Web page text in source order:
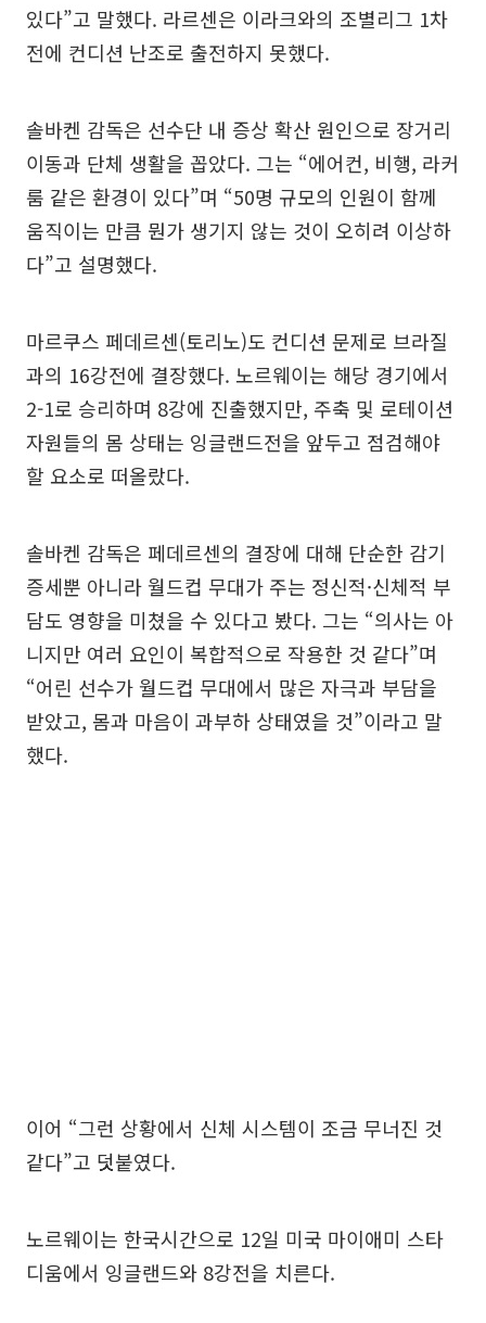
있다”고 말했다. 라르센은 이라크와의 조별리그 1차
전에 컨디션 난조로 출전하지 못했다.
솔바켄 감독은 선수단 내 증상 확산 원인으로 장거리
이동과 단체 생활을 꼽았다. 그는 “에어컨, 비행, 라커
룸 같은 환경이 있다”며 “50명 규모의 인원이 함께
움직이는 만큼 뭔가 생기지 않는 것이 오히려 이상하
다”고 설명했다.
마르쿠스 페데르센(토리노)도 컨디션 문제로 브라질
과의 16강전에 결장했다. 노르웨이는 해당 경기에서
2-1로 승리하며 8강에 진출했지만, 주축 및 로테이션
자원들의 몸 상태는 잉글랜드전을 앞두고 점검해야
할 요소로 떠올랐다.
솔바켄 감독은 페데르센의 결장에 대해 단순한 감기
증세뿐 아니라 월드컵 무대가 주는 정신적·신체적 부
담도 영향을 미쳤을 수 있다고 봤다. 그는 “의사는 아
니지만 여러 요인이 복합적으로 작용한 것 같다”며
“어린 선수가 월드컵 무대에서 많은 자극과 부담을
받았고, 몸과 마음이 과부하 상태였을 것”이라고 말
했다.
이어 “그런 상황에서 신체 시스템이 조금 무너진 것
같다”고 덧붙였다.
노르웨이는 한국시간으로 12일 미국 마이애미 스타
디움에서 잉글랜드와 8강전을 치른다.